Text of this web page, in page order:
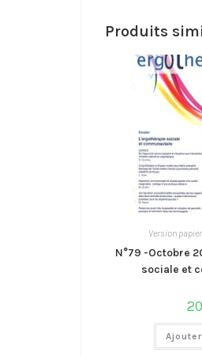
Produits
Version
N°79 -Octobre
sociale et